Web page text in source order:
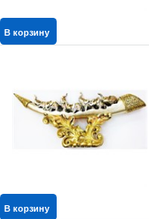
В корзину
В корзину